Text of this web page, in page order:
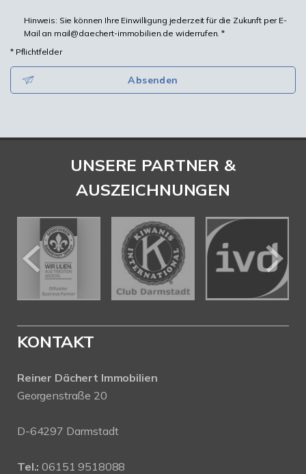
Hinweis: Sie können Ihre Einwilligung jederzeit für die Zukunft per E-
Mail an mail@daechert-immobilien.de widerrufen. *
* Pflichtfelder
Absenden
UNSERE PARTNER &
AUSZEICHNUNGEN
KONTAKT
Reiner Dächert Immobilien
Georgenstraße 20
D-64297 Darmstadt
Tel.: 06151 9518088